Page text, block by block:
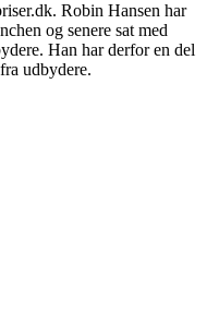
Robin Hansen har
og senere sat med
Han har derfor en del
udbydere.